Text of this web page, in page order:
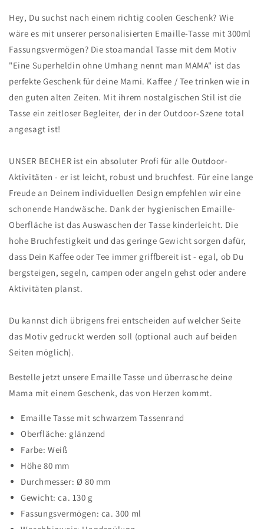
Umhang
man
MAMA
Umhang
man
MAMA
Hey, Du suchst nach einem richtig coolen Geschenk? Wie
wäre es mit unserer personalisierten Emaille-Tasse mit 300ml
Fassungsvermögen? Die stoamandal Tasse mit dem Motiv
"Eine Superheldin ohne Umhang nennt man MAMA" ist das
perfekte Geschenk für deine Mami. Kaffee / Tee trinken wie in
den guten alten Zeiten. Mit ihrem nostalgischen Stil ist die
Tasse ein zeitloser Begleiter, der in der Outdoor-Szene total
angesagt ist!
UNSER BECHER ist ein absoluter Profi für alle Outdoor-
Aktivitäten - er ist leicht, robust und bruchfest. Für eine lange
Freude an Deinem individuellen Design empfehlen wir eine
schonende Handwäsche. Dank der hygienischen Emaille-
Oberfläche ist das Auswaschen der Tasse kinderleicht. Die
hohe Bruchfestigkeit und das geringe Gewicht sorgen dafür,
dass Dein Kaffee oder Tee immer griffbereit ist - egal, ob Du
bergsteigen, segeln, campen oder angeln gehst oder andere
Aktivitäten planst.
Du kannst dich übrigens frei entscheiden auf welcher Seite
das Motiv gedruckt werden soll (optional auch auf beiden
Seiten möglich).
Bestelle jetzt unsere Emaille Tasse und überrasche deine
Mama mit einem Geschenk, das von Herzen kommt.
Emaille Tasse mit schwarzem Tassenrand
Oberfläche: glänzend
Farbe: Weiß
Höhe 80 mm
Durchmesser: Ø 80 mm
Gewicht: ca. 130 g
Fassungsvermögen: ca. 300 ml